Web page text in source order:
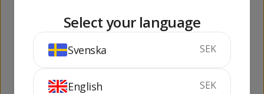
Dry Sack Medium Osborne Ruby
Select your language
Svenska SEK
English SEK